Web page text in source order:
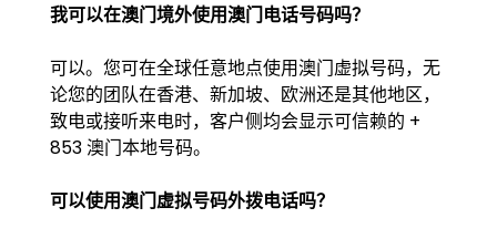
我可以在澳门境外使用澳门电话号码吗？
可以。您可在全球任意地点使用澳门虚拟号码，无
论您的团队在香港、新加坡、欧洲还是其他地区，
致电或接听来电时，客户侧均会显示可信赖的 +
853 澳门本地号码。
可以使用澳门虚拟号码外拨电话吗？